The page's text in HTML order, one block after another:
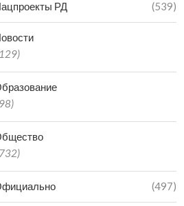
В КРЕПОСТИ
КАЛА В ДАГЕСТАНЕ
РД (539)
(497)